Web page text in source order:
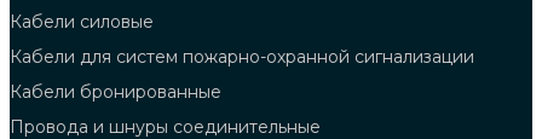
Кабели силовые
Кабели для систем пожарно-охранной сигнализации
Кабели бронированные
Провода и шнуры соединительные